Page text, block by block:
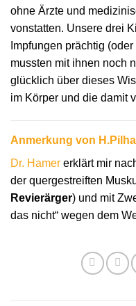
ohne Ärzte und
vonstatten. Unsere drei
Impfungen prächtig
mussten mit ihnen noch
glücklich über dieses
im Körper und die damit
Anmerkung von
Dr. Hamer erklärt mir
der quergestreiften
Revierärger) und mit
das nicht“ wegen dem